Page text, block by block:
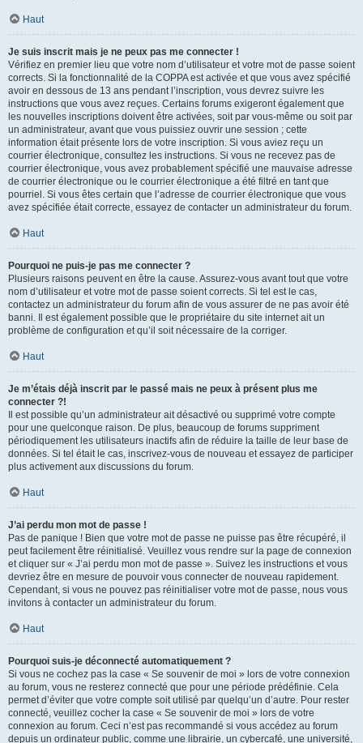
Haut
Je suis inscrit mais je ne peux pas me connecter !
Vérifiez en premier lieu que votre nom d’utilisateur et votre mot de passe soient
corrects. Si la fonctionnalité de la COPPA est activée et que vous avez spécifié
avoir en dessous de 13 ans pendant l’inscription, vous devrez suivre les
instructions que vous avez reçues. Certains forums exigeront également que
les nouvelles inscriptions doivent être activées, soit par vous-même ou soit par
un administrateur, avant que vous puissiez ouvrir une session ; cette
information était présente lors de votre inscription. Si vous aviez reçu un
courrier électronique, consultez les instructions. Si vous ne recevez pas de
courrier électronique, vous avez probablement spécifié une mauvaise adresse
de courrier électronique ou le courrier électronique a été filtré en tant que
pourriel. Si vous êtes certain que l’adresse de courrier électronique que vous
avez spécifiée était correcte, essayez de contacter un administrateur du forum.
Haut
Pourquoi ne puis-je pas me connecter ?
Plusieurs raisons peuvent en être la cause. Assurez-vous avant tout que votre
nom d’utilisateur et votre mot de passe soient corrects. Si tel est le cas,
contactez un administrateur du forum afin de vous assurer de ne pas avoir été
banni. Il est également possible que le propriétaire du site internet ait un
problème de configuration et qu’il soit nécessaire de la corriger.
Haut
Je m’étais déjà inscrit par le passé mais ne peux à présent plus me
connecter ?!
Il est possible qu’un administrateur ait désactivé ou supprimé votre compte
pour une quelconque raison. De plus, beaucoup de forums suppriment
périodiquement les utilisateurs inactifs afin de réduire la taille de leur base de
données. Si tel était le cas, inscrivez-vous de nouveau et essayez de participer
plus activement aux discussions du forum.
Haut
J’ai perdu mon mot de passe !
Pas de panique ! Bien que votre mot de passe ne puisse pas être récupéré, il
peut facilement être réinitialisé. Veuillez vous rendre sur la page de connexion
et cliquer sur « J’ai perdu mon mot de passe ». Suivez les instructions et vous
devriez être en mesure de pouvoir vous connecter de nouveau rapidement.
Cependant, si vous ne pouvez pas réinitialiser votre mot de passe, nous vous
invitons à contacter un administrateur du forum.
Haut
Pourquoi suis-je déconnecté automatiquement ?
Si vous ne cochez pas la case « Se souvenir de moi » lors de votre connexion
au forum, vous ne resterez connecté que pour une période prédéfinie. Cela
permet d’éviter que votre compte soit utilisé par quelqu’un d’autre. Pour rester
connecté, veuillez cocher la case « Se souvenir de moi » lors de votre
connexion au forum. Ceci n’est pas recommandé si vous accédez au forum
depuis un ordinateur public, comme une librairie, un cybercafé, une université,